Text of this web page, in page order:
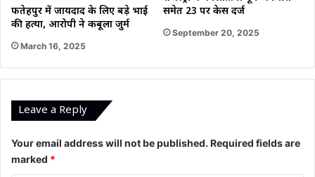
फतेहपुर में जायदाद के लिए बड़े भाई
की हत्या, आरोपी ने कबूला जुर्म
March 16, 2025
समेत 23 पर केस दर्ज
September 20, 2025
Leave a Reply
Your email address will not be published. Required fields are
marked *